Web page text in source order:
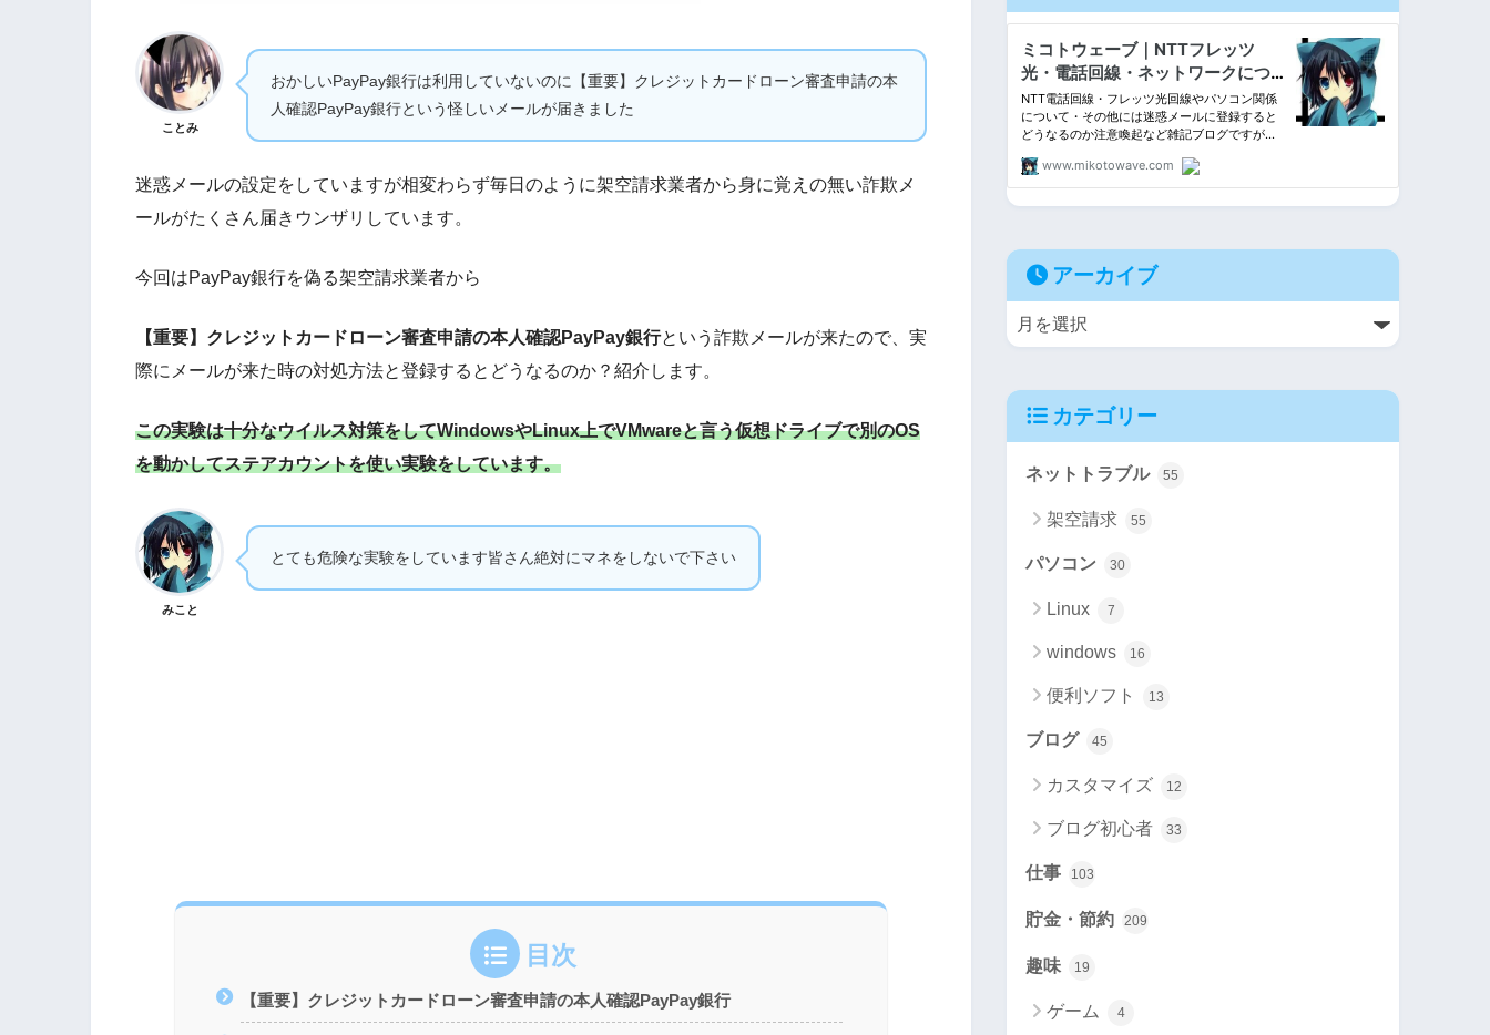
ことみ
おかしいPayPay銀行は利用していないのに【重要】クレジットカードローン審査申請の本
人確認PayPay銀行という怪しいメールが届きました
迷惑メールの設定をしていますが相変わらず毎日のように架空請求業者から身に覚えの無い詐欺メ
ールがたくさん届きウンザリしています。
今回はPayPay銀行を偽る架空請求業者から
【重要】クレジットカードローン審査申請の本人確認PayPay銀行という詐欺メールが来たので、実
際にメールが来た時の対処方法と登録するとどうなるのか？紹介します。
この実験は十分なウイルス対策をしてWindowsやLinux上でVMwareと言う仮想ドライブで別のOS
を動かしてステアカウントを使い実験をしています。
みこと
とても危険な実験をしています皆さん絶対にマネをしないで下さい
目次
【重要】クレジットカードローン審査申請の本人確認PayPay銀行
アーカイブ
カテゴリー
ネットトラブル 55
架空請求 55
パソコン 30
Linux 7
windows 16
便利ソフト 13
ブログ 45
カスタマイズ 12
ブログ初心者 33
仕事 103
貯金・節約 209
趣味 19
ゲーム 4